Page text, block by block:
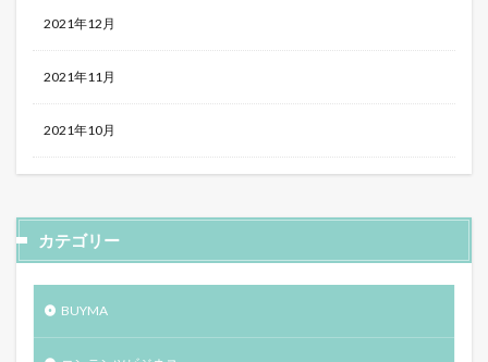
2021年12月
2021年11月
2021年10月
カテゴリー
BUYMA